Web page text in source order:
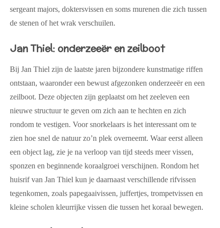
sergeant majors, doktersvissen en soms murenen die zich tussen
de stenen of het wrak verschuilen.
Jan Thiel: onderzeeër en zeilboot
Bij Jan Thiel zijn de laatste jaren bijzondere kunstmatige riffen
ontstaan, waaronder een bewust afgezonken onderzeeër en een
zeilboot. Deze objecten zijn geplaatst om het zeeleven een
nieuwe structuur te geven om zich aan te hechten en zich
rondom te vestigen. Voor snorkelaars is het interessant om te
zien hoe snel de natuur zo’n plek overneemt. Waar eerst alleen
een object lag, zie je na verloop van tijd steeds meer vissen,
sponzen en beginnende koraalgroei verschijnen. Rondom het
huisrif van Jan Thiel kun je daarnaast verschillende rifvissen
tegenkomen, zoals papegaaivissen, juffertjes, trompetvissen en
kleine scholen kleurrijke vissen die tussen het koraal bewegen.